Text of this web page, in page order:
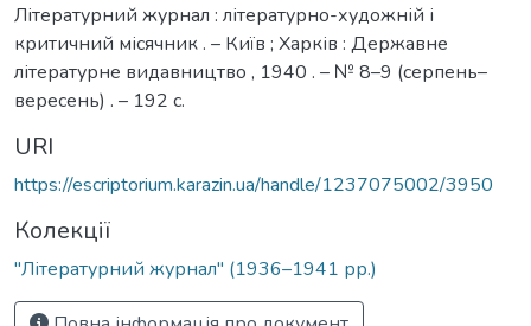
Літературний журнал : літературно-художній і
критичний місячник . – Київ ; Харків : Державне
літературне видавництво , 1940 . – № 8–9 (серпень–
вересень) . – 192 с.
URI
https://escriptorium.karazin.ua/handle/1237075002/3950
Колекції
"Літературний журнал" (1936–1941 рр.)